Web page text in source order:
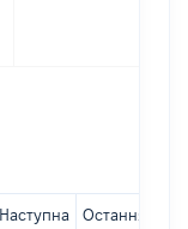
Наступна Остання